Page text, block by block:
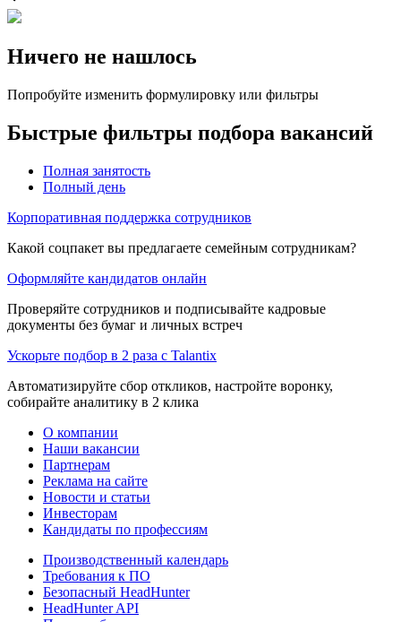
Ничего не нашлось
Попробуйте изменить формулировку или фильтры
Быстрые фильтры подбора вакансий
Полная занятость
Полный день
Корпоративная поддержка сотрудников
Какой соцпакет вы предлагаете семейным сотрудникам?
Оформляйте кандидатов онлайн
Проверяйте сотрудников и подписывайте кадровые
документы без бумаг и личных встреч
Ускорьте подбор в 2 раза с Talantix
Автоматизируйте сбор откликов, настройте воронку,
собирайте аналитику в 2 клика
О компании
Наши вакансии
Партнерам
Реклама на сайте
Новости и статьи
Инвесторам
Кандидаты по профессиям
Производственный календарь
Требования к ПО
Безопасный HeadHunter
HeadHunter API